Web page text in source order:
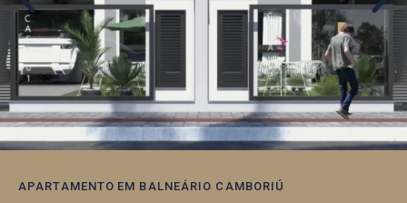
APARTAMENTO EM BALNEÁRIO CAMBORIÚ